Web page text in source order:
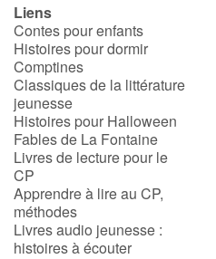
Liens
Contes pour enfants
Histoires pour dormir
Comptines
Classiques de la littérature
jeunesse
Histoires pour Halloween
Fables de La Fontaine
Livres de lecture pour le
CP
Apprendre à lire au CP,
méthodes
Livres audio jeunesse :
histoires à écouter